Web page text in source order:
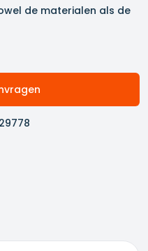
de materialen als de